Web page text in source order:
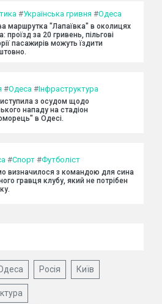
#Українська гривня #Одеса
маршрутка "Лапаївка" в околицях
проїзд за 20 гривень, пільгові
пасажирів можуть їздити
#Одеса #Інфраструктура
з осудом щодо
нападу на стадіон
в Одесі.
#Спорт #Футболіст
визначилося з командою для сина
гравця клубу, який не потрібен
Росія Київ